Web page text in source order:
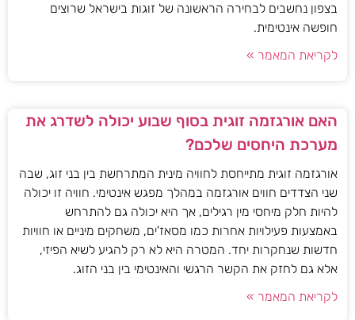
בצפון נחשבים לבחירה הראשונה של זוגות בישראל שרוצים
חופשה אינטימית.
לקריאת המאמר »
האם אורגזמה זוגית בסוף שבוע יכולה לשדרג את
מערכת היחסים שלכם?
אורגזמה זוגית מתייחסת לחוויה מינית המתרחשת בין בני זוג, שבה
שני הצדדים חווים אורגזמה במהלך מפגש אינטימי. חוויה זו יכולה
להיות חלק מיחסי מין רגילים, אך היא יכולה גם להתרחש
באמצעות פעילויות אחרות כמו מסאז'ים, משחקים מיניים או חוויות
חדשות שנחקרות יחד. המטרה היא לא רק להגיע לשיא הפיזי,
אלא גם לחזק את הקשר הרגשי והאינטימי בין בני הזוג.
לקריאת המאמר »